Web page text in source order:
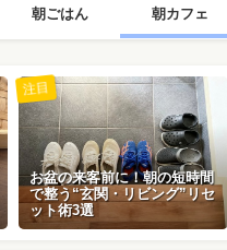
朝ごはん 朝カフェ
お盆の来客前に！朝の短時間
で整う“玄関・リビング”リセ
ット術3選
注目